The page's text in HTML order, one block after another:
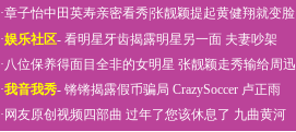
·章子怡中田英寿亲密看秀张靓颖提起黄健翔就变脸
·娱乐社区- 看明星牙齿揭露明星另一面 夫妻吵架
·八位保养得面目全非的女明星 张靓颖走秀输给周迅
·我音我秀- 锵锵揭露假币骗局 CrazySoccer 卢正雨
· 网友原创视频四部曲 过年了您该休息了 九曲黄河